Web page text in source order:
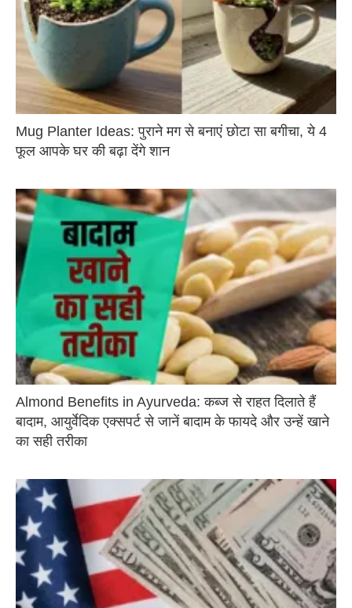
Mug Planter Ideas: पुराने मग से बनाएं छोटा सा बगीचा, ये 4
फूल आपके घर की बढ़ा देंगे शान
Almond Benefits in Ayurveda: कब्ज से राहत दिलाते हैं
बादाम, आयुर्वेदिक एक्सपर्ट से जानें बादाम के फायदे और उन्हें खाने
का सही तरीका